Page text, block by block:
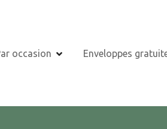
occasion Enveloppes